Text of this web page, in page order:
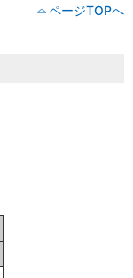
ページTOPへ